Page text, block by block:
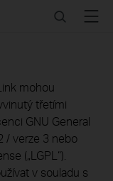
SearchMenu
mohou
třetími
GNU General
/ verze 3 nebo
(„LGPL“).
v souladu s